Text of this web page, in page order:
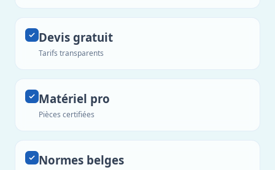
Devis gratuit
Tarifs transparents
Matériel pro
Pièces certifiées
Normes belges